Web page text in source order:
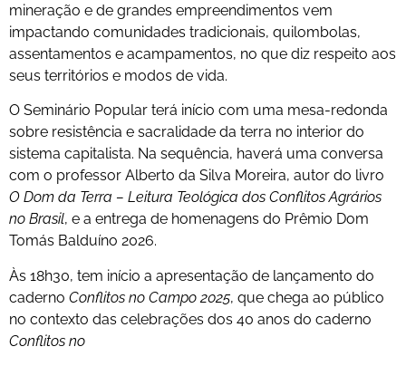
mineração e de grandes empreendimentos vem
impactando comunidades tradicionais, quilombolas,
assentamentos e acampamentos, no que diz respeito aos
seus territórios e modos de vida.
O Seminário Popular terá início com uma mesa-redonda
sobre resistência e sacralidade da terra no interior do
sistema capitalista. Na sequência, haverá uma conversa
com o professor Alberto da Silva Moreira, autor do livro
O Dom da Terra – Leitura Teológica dos Conflitos Agrários
no Brasil, e a entrega de homenagens do Prêmio Dom
Tomás Balduíno 2026.
Às 18h30, tem início a apresentação de lançamento do
caderno Conflitos no Campo 2025, que chega ao público
no contexto das celebrações dos 40 anos do caderno
Conflitos no